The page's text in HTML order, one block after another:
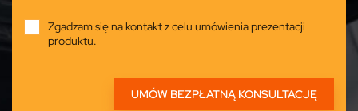
Zgadzam się na kontakt z celu umówienia prezentacji
produktu.